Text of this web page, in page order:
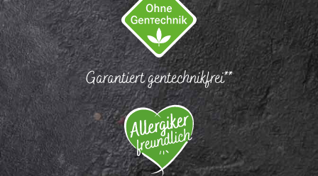
Garantiert gentechnikfrei**